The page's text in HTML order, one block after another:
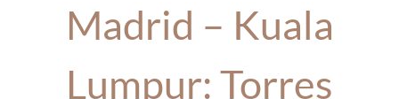
Madrid – Kuala
Lumpur: Torres